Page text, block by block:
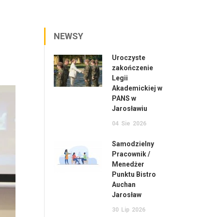
NEWSY
Uroczyste
zakończenie
Legii
Akademickiej w
PANS w
Jarosławiu
04 Sie 2026
Samodzielny
Pracownik /
Menedżer
Punktu Bistro
Auchan
Jarosław
30 Lip 2026